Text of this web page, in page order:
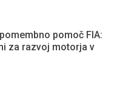
pomoč FIA:
za razvoj motorja v